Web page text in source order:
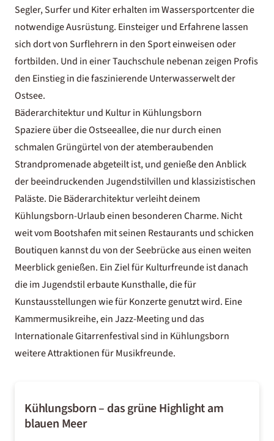
Segler, Surfer und Kiter erhalten im Wassersportcenter die
notwendige Ausrüstung. Einsteiger und Erfahrene lassen
sich dort von Surflehrern in den Sport einweisen oder
fortbilden. Und in einer Tauchschule nebenan zeigen Profis
den Einstieg in die faszinierende Unterwasserwelt der
Ostsee.
Bäderarchitektur und Kultur in Kühlungsborn
Spaziereüber die Ostseeallee, die nur durch einen
schmalen Grüngürtel von der atemberaubenden
Strandpromenade abgeteilt ist, und genieße den Anblick
der beeindruckenden Jugendstilvillen und klassizistischen
Paläste. Die Bäderarchitektur verleiht deinem
Kühlungsborn-Urlaubeinen besonderen Charme. Nicht
weit vom Bootshafen mit seinen Restaurants und schicken
Boutiquen kannst du von der Seebrücke aus einen weiten
Meerblick genießen. Ein Ziel für Kulturfreunde ist danach
die im Jugendstil erbaute Kunsthalle, die für
Kunstausstellungen wie für Konzerte genutzt wird. Eine
Kammermusikreihe, ein Jazz-Meeting und das
Internationale Gitarrenfestival sind in Kühlungsborn
weitere Attraktionen für Musikfreunde.
Kühlungsborn – das grüne Highlight am
blauen Meer